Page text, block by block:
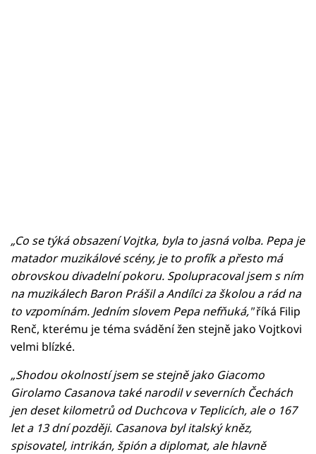
„Co se týká obsazení Vojtka, byla to jasná volba. Pepa je
matador muzikálové scény, je to profík a přesto má
obrovskou divadelní pokoru. Spolupracoval jsem s ním
na muzikálech Baron Prášil a Andílci za školou a rád na
to vzpomínám. Jedním slovem Pepa nefňuká,"říká Filip
Renč, kterému je téma svádění žen stejně jako Vojtkovi
velmi blízké.
„Shodou okolností jsem se stejně jako Giacomo
Girolamo Casanova také narodil v severních Čechách
jen deset kilometrů od Duchcova v Teplicích, ale o 167
let a 13 dní později. Casanova byl italský kněz,
spisovatel, intrikán, špión a diplomat, ale hlavně